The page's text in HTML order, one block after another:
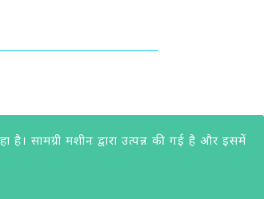
सामग्री मशीन द्वारा उत्पन्न की गई है और इसमें